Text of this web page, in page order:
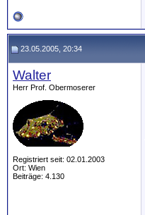
23.05.2005, 20:34
Walter
Herr Prof. Obermoserer
Registriert seit: 02.01.2003
Ort: Wien
Beiträge: 4.130